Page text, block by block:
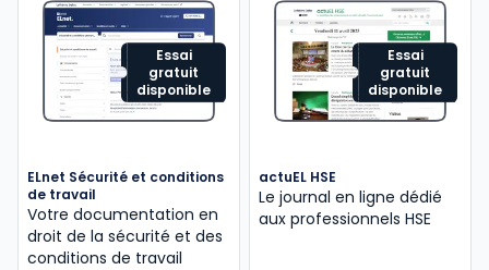
Essai
gratuit
disponible
ELnet Sécurité et conditions
de travail
Votre documentation en
droit de la sécurité ​et des
conditions de travail
Essai
gratuit
disponible
actuEL HSE
Le journal en ligne dédié
aux professionnels HSE